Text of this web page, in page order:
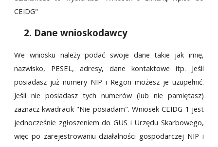
CEIDG"
2. Dane wnioskodawcy
We wniosku należy podać swoje dane takie jak imię,
nazwisko, PESEL, adresy, dane kontaktowe itp. Jeśli
posiadasz już numery NIP i Regon możesz je uzupełnić.
Jeśli nie posiadasz tych numerów (lub nie pamiętasz)
zaznacz kwadracik "Nie posiadam". Wniosek CEIDG-1 jest
jednocześnie zgłoszeniem do GUS i Urzędu Skarbowego,
więc po zarejestrowaniu działalności gospodarczej NIP i